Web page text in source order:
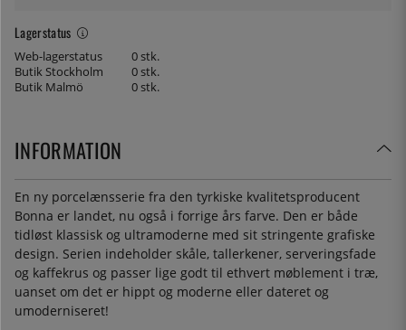
Lagerstatus
Web-lagerstatus
0 stk.
Butik Stockholm
0 stk.
Butik Malmö
0 stk.
INFORMATION
En ny porcelænsserie fra den tyrkiske kvalitetsproducent
Bonna er landet, nu også i forrige års farve. Den er både
tidløst klassisk og ultramoderne med sit stringente grafiske
design. Serien indeholder skåle, tallerkener, serveringsfade
og kaffekrus og passer lige godt til ethvert møblement i træ,
uanset om det er hippt og moderne eller dateret og
umoderniseret!